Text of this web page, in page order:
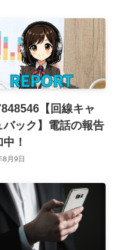
【回線キャ
バック】電話の報告
！
8月9日